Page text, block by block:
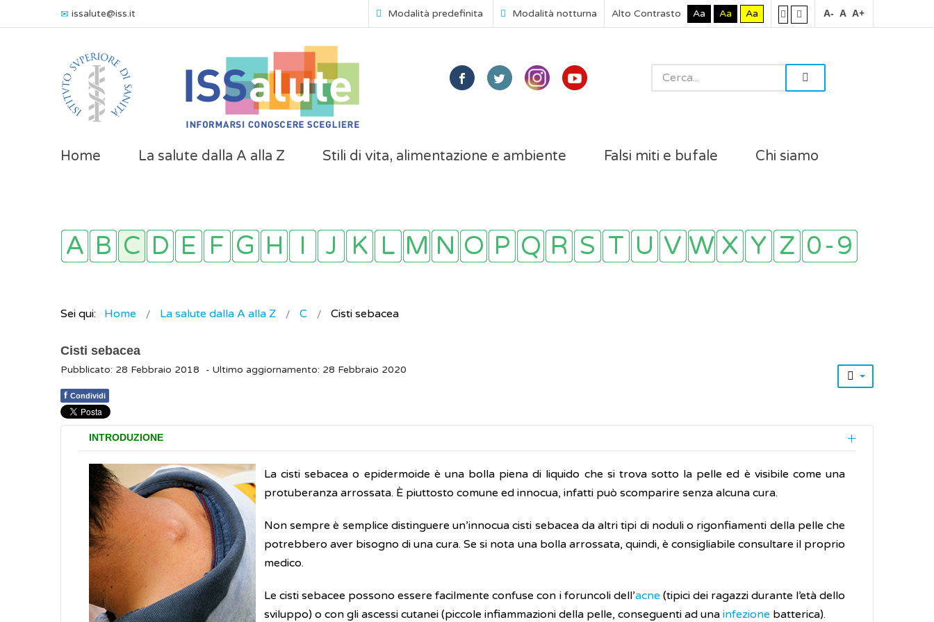
issalute@iss.it Modalità predefinita Modalità notturna Alto Contrasto Aa Aa Aa A- A A+
Home La salute dalla A alla Z Stili di vita, alimentazione e ambiente Falsi miti e bufale Chi siamo
Sei qui: Home La salute dalla A alla Z C Cisti sebacea
Cisti sebacea
Pubblicato: 28 Febbraio 2018 - Ultimo aggiornamento: 28 Febbraio 2020
f Condividi
INTRODUZIONE
La cisti sebacea o epidermoide è una bolla piena di liquido che si trova sotto la pelle ed è visibile come una
protuberanza arrossata. È piuttosto comune ed innocua, infatti può scomparire senza alcuna cura.
Non sempre è semplice distinguere un’innocua cisti sebacea da altri tipi di noduli o rigonfiamenti della pelle che
potrebbero aver bisogno di una cura. Se si nota una bolla arrossata, quindi, è consigliabile consultare il proprio
medico.
Le cisti sebacee possono essere facilmente confuse con i foruncoli dell’acne (tipici dei ragazzi durante l’età dello
sviluppo) o con gli ascessi cutanei (piccole infiammazioni della pelle, conseguenti ad una infezione batterica).